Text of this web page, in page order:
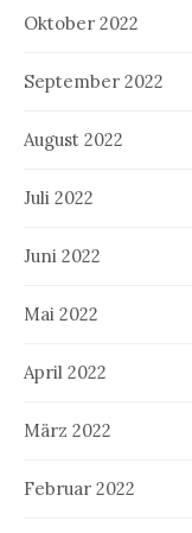
Oktober 2022
September 2022
August 2022
Juli 2022
Juni 2022
Mai 2022
April 2022
März 2022
Februar 2022